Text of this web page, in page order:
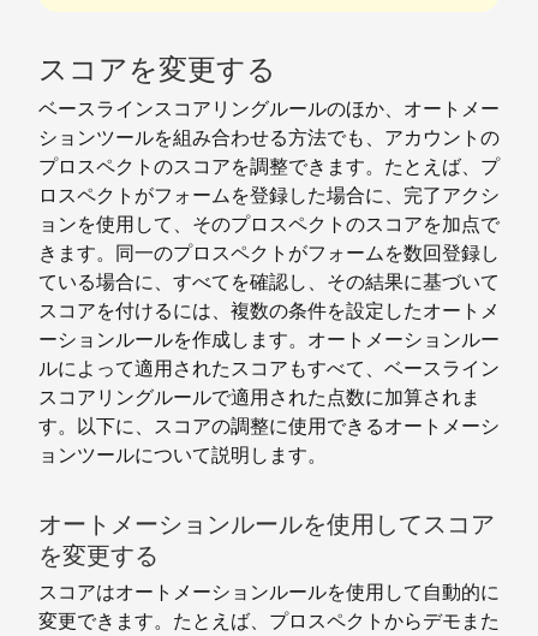
スコアを変更する
ベースラインスコアリングルールのほか、オートメー
ションツールを組み合わせる方法でも、アカウントの
プロスペクトのスコアを調整できます。たとえば、プ
ロスペクトがフォームを登録した場合に、完了アクシ
ョンを使用して、そのプロスペクトのスコアを加点で
きます。同一のプロスペクトがフォームを数回登録し
ている場合に、すべてを確認し、その結果に基づいて
スコアを付けるには、複数の条件を設定したオートメ
ーションルールを作成します。オートメーションルー
ルによって適用されたスコアもすべて、ベースライン
スコアリングルールで適用された点数に加算されま
す。以下に、スコアの調整に使用できるオートメーシ
ョンツールについて説明します。
オートメーションルールを使用してスコア
を変更する
スコアはオートメーションルールを使用して自動的に
変更できます。たとえば、プロスペクトからデモまた